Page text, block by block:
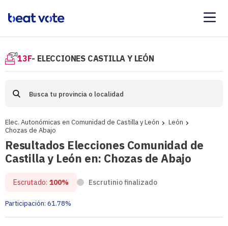
13F- ELECCIONES CASTILLA Y LEÓN
Elec. Autonómicas en Comunidad de Castilla y León
León
Chozas de Abajo
Resultados Elecciones Comunidad de
Castilla y León en: Chozas de Abajo
Escrutado: 100% Escrutinio finalizado
Participación: 61.78%